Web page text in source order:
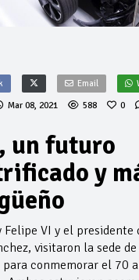
Email
Mar 08, 2021 588 0
un futuro
y
Felipe VI y el presidente
visitaron la sede de
conmemorar el 70